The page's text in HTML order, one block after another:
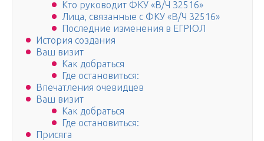
Кто руководит ФКУ «В/Ч 32516»
Лица, связанные с ФКУ «В/Ч 32516»
Последние изменения в ЕГРЮЛ
История создания
Ваш визит
Как добраться
Где остановиться:
Впечатления очевидцев
Ваш визит
Как добраться
Где остановиться:
Присяга